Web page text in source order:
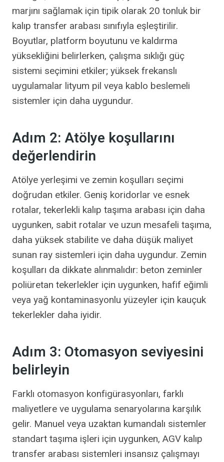
marjını sağlamak için tipik olarak 20 tonluk bir
kalıp transfer arabası sınıfıyla eşleştirilir.
Boyutlar, platform boyutunu ve kaldırma
yüksekliğini belirlerken, çalışma sıklığı güç
sistemi seçimini etkiler; yüksek frekanslı
uygulamalar lityum pil veya kablo beslemeli
sistemler için daha uygundur.
Adım 2: Atölye koşullarını
değerlendirin
Atölye yerleşimi ve zemin koşulları seçimi
doğrudan etkiler. Geniş koridorlar ve esnek
rotalar, tekerlekli kalıp taşıma arabası için daha
uygunken, sabit rotalar ve uzun mesafeli taşıma,
daha yüksek stabilite ve daha düşük maliyet
sunan ray sistemleri için daha uygundur. Zemin
koşulları da dikkate alınmalıdır: beton zeminler
poliüretan tekerlekler için uygunken, hafif eğimli
veya yağ kontaminasyonlu yüzeyler için kauçuk
tekerlekler daha iyidir.
Adım 3: Otomasyon seviyesini
belirleyin
Farklı otomasyon konfigürasyonları, farklı
maliyetlere ve uygulama senaryolarına karşılık
gelir. Manuel veya uzaktan kumandalı sistemler
standart taşıma işleri için uygunken, AGV kalıp
transfer arabası sistemleri insansız çalışmayı